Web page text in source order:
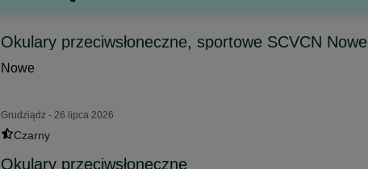
Okulary przeciwsłoneczne, sportowe SCVCN Nowe
Nowe
Grudziądz - 26 lipca 2026
Czarny
Okulary przeciwsłoneczne